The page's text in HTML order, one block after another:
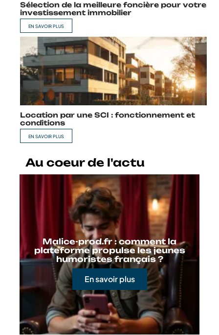
Sélection de la meilleure foncière pour votre
investissement immobilier
EN SAVOIR PLUS
Location par une SCI : fonctionnement et
conditions
EN SAVOIR PLUS
Au coeur de l'actu
Malice-prod.fr : comment la
plateforme propulse les jeunes
humoristes français ?
En savoir plus